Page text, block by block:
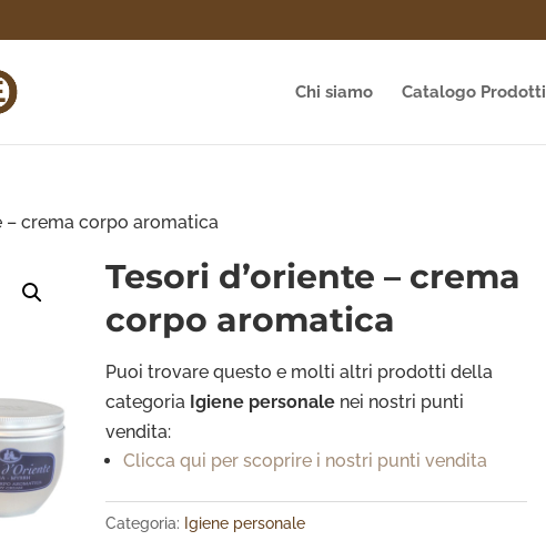
Chi siamo Catalogo Prodotti
– crema corpo aromatica
Tesori d’oriente – crema
corpo aromatica
Puoi trovare questo e molti altri prodotti della
categoria Igiene personale nei nostri punti
vendita:
Clicca qui per scoprire i nostri punti vendita
Categoria: Igiene personale